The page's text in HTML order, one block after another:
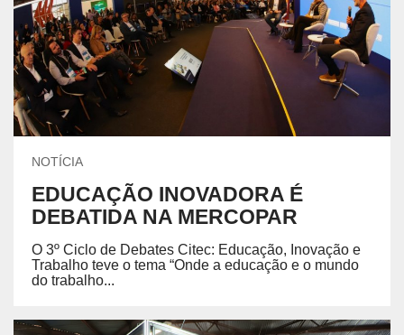
NOTÍCIA
EDUCAÇÃO INOVADORA É
DEBATIDA NA MERCOPAR
O 3º Ciclo de Debates Citec: Educação, Inovação e
Trabalho teve o tema “Onde a educação e o mundo
do trabalho...